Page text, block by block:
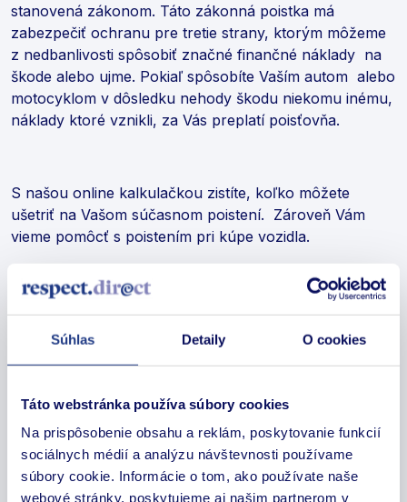
Súhlas Detaily O cookies
Táto webstránka používa súbory cookies
Na prispôsobenie obsahu a reklám, poskytovanie funkcií
sociálnych médií a analýzu návštevnosti používame
súbory cookie. Informácie o tom, ako používate naše
webové stránky, poskytujeme aj našim partnerom v
stanovená zákonom. Táto zákonná poistka má
zabezpečiť ochranu pre tretie strany, ktorým môžeme
z nedbanlivosti spôsobiť značné finančné náklady na
škode alebo ujme. Pokiaľ spôsobíte Vaším autom alebo
motocyklom v dôsledku nehody škodu niekomu inému,
náklady ktoré vznikli, za Vás preplatí poisťovňa.
S našou online kalkulačkou zistíte, koľko môžete
ušetriť na Vašom súčasnom poistení. Zároveň Vám
vieme pomôcť s poistením pri kúpe vozidla.
Kto je povinný uzavrieť povinné zmluvné
poistenie?
Povinnosť uzatvoriť povinné zmluvné poistenie (PZP)
má držiteľ motorového vozidla, ktorý je zapísaný
v dokladoch od daného vozidla, resp. jeho vlastník,
prevádzkovateľ alebo nájomca. PZP sa musí uzatvoriť
na každé motorové vozidlo, bez ohľadu od toho, či sa